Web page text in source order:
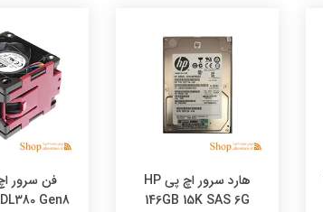
هارد سرور اچ پی HP
146GB 15K SAS 6G
Gen8